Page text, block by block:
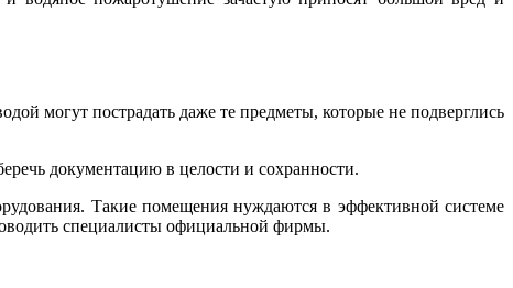
могут пострадать даже те предметы, которые не подверглись
документацию в целости и сохранности.
Такие помещения нуждаются в эффективной системе
специалисты официальной фирмы.